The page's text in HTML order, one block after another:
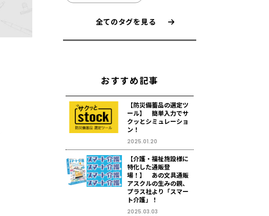
全てのタグを見る
おすすめ記事
【防災備蓄品の選定ツ
ール】 簡単入力でサ
クッとシミュレーショ
ン！
2025.01.20
【介護・福祉施設様に
特化した通販登
場！】 あの文具通販
アスクルの生みの親、
プラス社より「スマー
ト介護」！
2025.03.03